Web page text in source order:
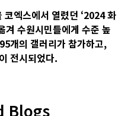
엑스에서 열렸던 ‘2024 화
겨 수원시민들에게 수준 높
개의 갤러리가 참가하고,
전시되었다.
Blogs